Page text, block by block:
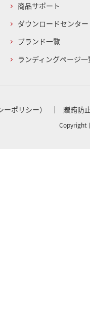
商品サポート
ダウンロードセンター
ブランド一覧
ランディングページ一
ポリシー） 贈賄防
Copyright